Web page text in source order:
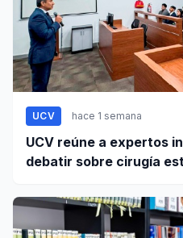
UCV hace 1 semana
UCV reúne a expertos
debatir sobre cirugía